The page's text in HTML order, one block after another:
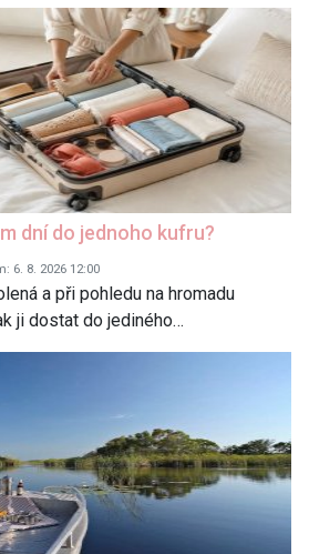
dní do jednoho kufru?
6. 8. 2026 12:00
a při pohledu na hromadu
ji dostat do jediného…